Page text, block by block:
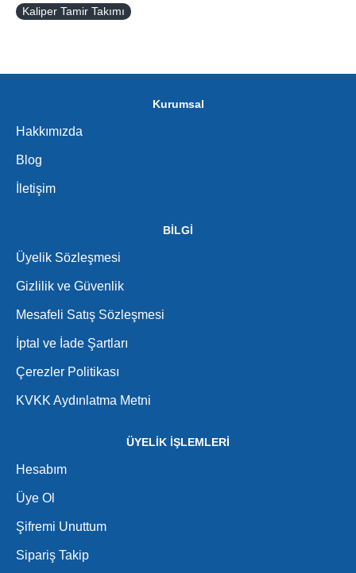
Kaliper Tamir Takımı
Kurumsal
Hakkımızda
Blog
İletişim
BİLGİ
Üyelik Sözleşmesi
Gizlilik ve Güvenlik
Mesafeli Satış Sözleşmesi
İptal ve İade Şartları
Çerezler Politikası
KVKK Aydınlatma Metni
ÜYELİK İŞLEMLERİ
Hesabım
Üye Ol
Şifremi Unuttum
Sipariş Takip